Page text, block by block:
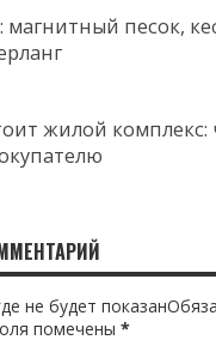
магнитный песок,
жилой
не будет
помечены*